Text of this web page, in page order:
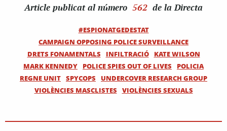
Article publicat al número 562 de la Directa
#ESPIONATGEDESTAT
CAMPAIGN OPPOSING POLICE SURVEILLANCE
DRETS FONAMENTALS
INFILTRACIÓ
KATE WILSON
MARK KENNEDY
POLICE SPIES OUT OF LIVES
POLICIA
REGNE UNIT SPYCOPS
UNDERCOVER RESEARCH GROUP
VIOLÈNCIES MASCLISTES
VIOLÈNCIES SEXUALS